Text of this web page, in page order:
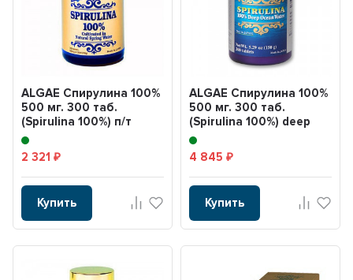
ALGAE Спирулина 100%
500 мг. 300 таб.
(Spirulina 100%) п/т
банка
2 321₽
Купить
ALGAE Спирулина 100%
500 мг. 300 таб.
(Spirulina 100%) deep
ocean water ( с/т...
4 845 ₽
Купить